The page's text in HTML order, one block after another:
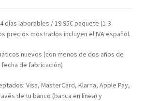
días laborables / 19.95€ paquete (1-3
precios mostrados incluyen el IVA español.
nuevos (con menos de dos años de
de fabricación)
Visa, MasterCard, Klarna, Apple Pay,
de tu banco (banca en línea) y